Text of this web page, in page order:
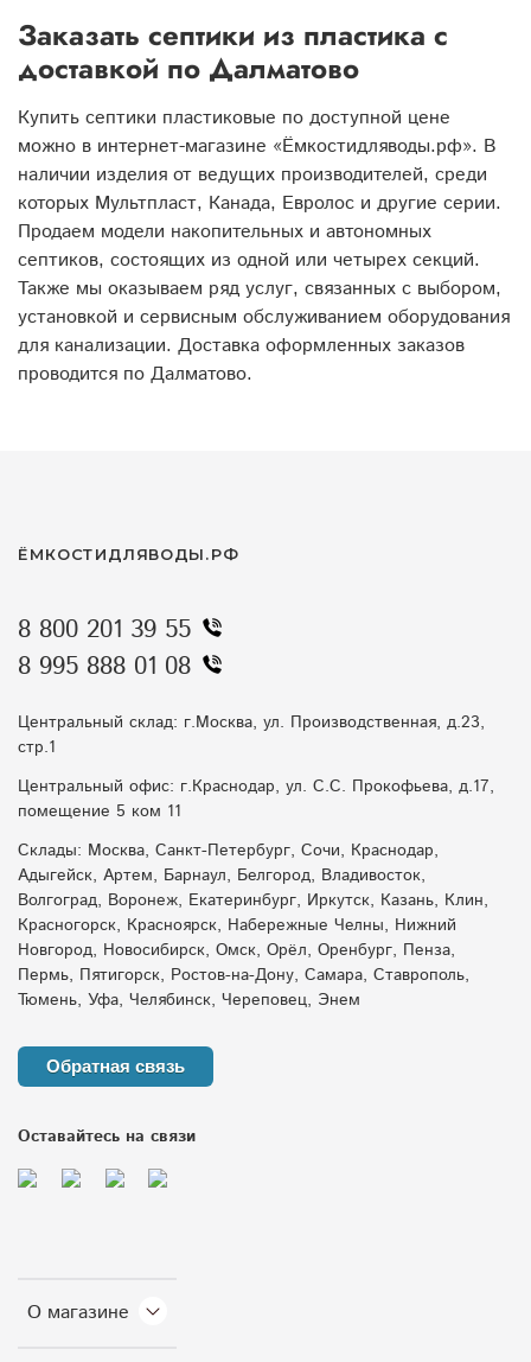
Заказать септики из пластика с
доставкой по Далматово
Купить септики пластиковые по доступной цене
можно в интернет-магазине «Ёмкостидляводы.рф». В
наличии изделия от ведущих производителей, среди
которых Мультпласт, Канада, Евролос и другие серии.
Продаем модели накопительных и автономных
септиков, состоящих из одной или четырех секций.
Также мы оказываем ряд услуг, связанных с выбором,
установкой и сервисным обслуживанием оборудования
для канализации. Доставка оформленных заказов
проводится по Далматово.
О магазине
ЁМКОСТИДЛЯВОДЫ.РФ
8 800 201 39 55
8 995 888 01 08
Центральный склад: г.Москва, ул. Производственная, д.23,
стр.1
Центральный офис: г.Краснодар, ул. С.С. Прокофьева, д.17,
помещение 5 ком 11
Склады: Москва, Санкт-Петербург, Сочи, Краснодар,
Адыгейск, Артем, Барнаул, Белгород, Владивосток,
Волгоград, Воронеж, Екатеринбург, Иркутск, Казань, Клин,
Красногорск, Красноярск, Набережные Челны, Нижний
Новгород, Новосибирск, Омск, Орёл, Оренбург, Пенза,
Пермь, Пятигорск, Ростов-на-Дону, Самара, Ставрополь,
Тюмень, Уфа, Челябинск, Череповец, Энем
Обратная связь
Оставайтесь на связи